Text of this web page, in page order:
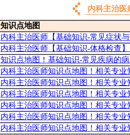
内科主治医
知识点地图
内科主治医师【基础知识-常见症状
内科主治医师【基础知识-体格检查
知识点地图！基础知识-常见疾病的
内科主治医师知识点地图！相关专业
内科主治医师知识点地图！相关专业
内科主治医师知识点地图！相关专业
内科主治医师知识点地图！相关专业
内科主治医师知识点地图！相关专业
内科主治医师知识点地图！相关专业